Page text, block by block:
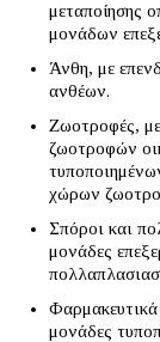
μεταποίησης
μονάδων
Άνθη, με
ανθέων.
Ζωοτροφές,
ζωοτροφών
χώρων
Σπόροι και
μονάδες
μονάδες